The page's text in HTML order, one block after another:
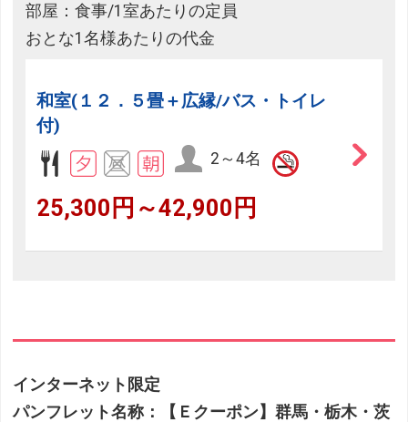
部屋：食事/1室あたりの定員
おとな1名様あたりの代金
和室(１２．５畳＋広縁/バス・トイレ
付)
2～4名
25,300円～42,900円
インターネット限定
パンフレット名称：【Ｅクーポン】群馬・栃木・茨